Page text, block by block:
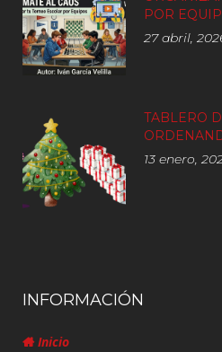
POR
27 abril,
TABLERO
13 enero,
INFORMACIÓN
Inicio